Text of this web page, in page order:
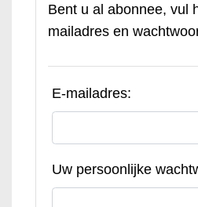
Bent u al abonnee, vul
mailadres en
E-mailadres:
Uw persoonlijke